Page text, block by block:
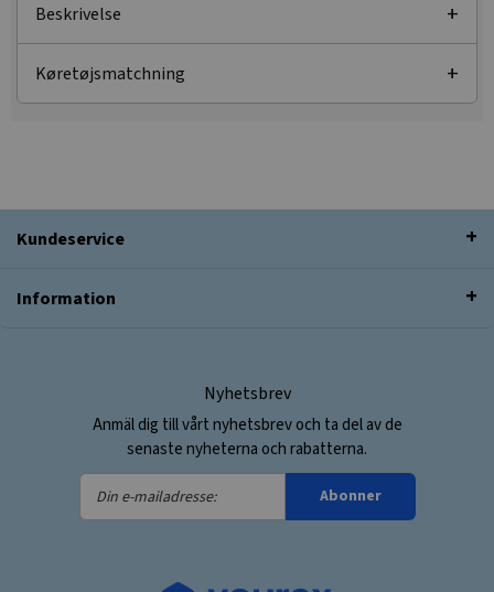
Beskrivelse
Køretøjsmatchning
Kundeservice
Information
Nyhetsbrev
Anmäl dig till vårt nyhetsbrev och ta del av de
senaste nyheterna och rabatterna.
Din
e-
Abonner